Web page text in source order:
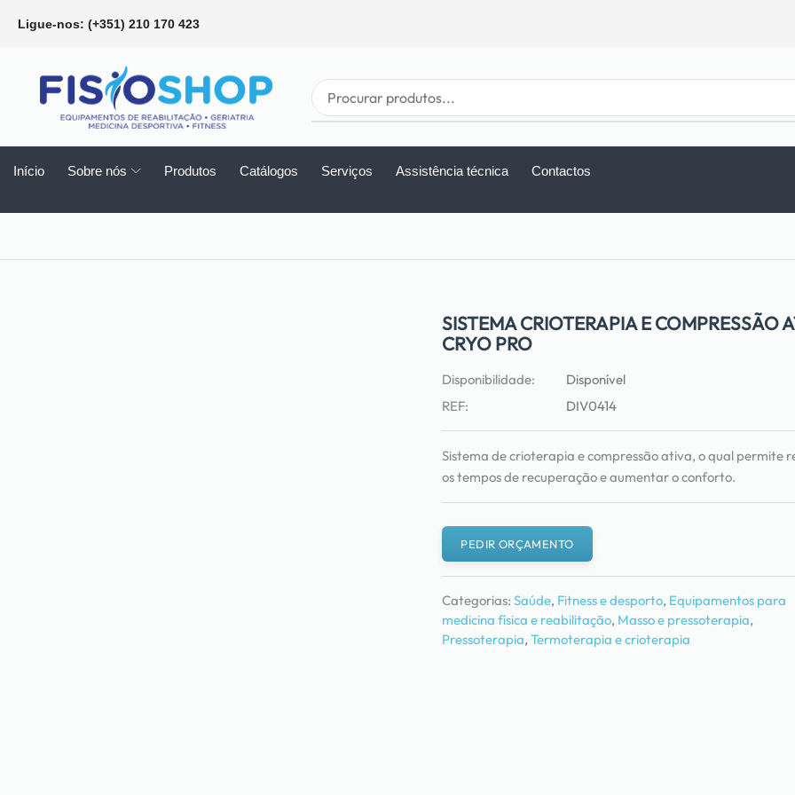
Ligue-nos: (+351) 210 170 423
Início Sobre nós Produtos Catálogos Serviços Assistência técnica Contactos
SISTEMA CRIOTERAPIA E COMPRESSÃO
CRYO PRO
Disponibilidade:
Disponível
REF:
DIV0414
Sistema de crioterapia e compressão ativa, o qual permite
os tempos de recuperação e aumentar o conforto.
PEDIR ORÇAMENTO
Categorias: Saúde, Fitness e desporto, Equipamentos para
medicina física e reabilitação, Masso e pressoterapia,
Pressoterapia, Termoterapia e crioterapia